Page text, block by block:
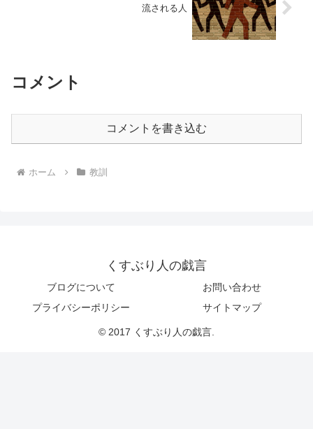
流される人
コメント
コメントを書き込む
ホーム 教訓
くすぶり人の戯言
ブログについて
お問い合わせ
プライバシーポリシー
サイトマップ
© 2017 くすぶり人の戯言.